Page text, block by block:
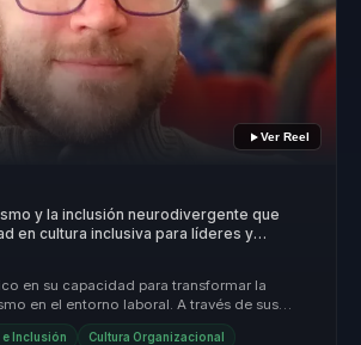
Ver Reel
y la inclusión neurodivergente que
en cultura inclusiva para líderes y
en su capacidad para transformar la
en el entorno laboral. A través de sus
Inclusión Cultura Organizacional